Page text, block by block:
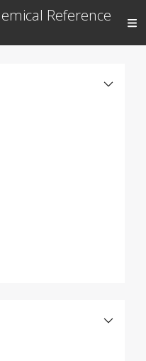
Reference